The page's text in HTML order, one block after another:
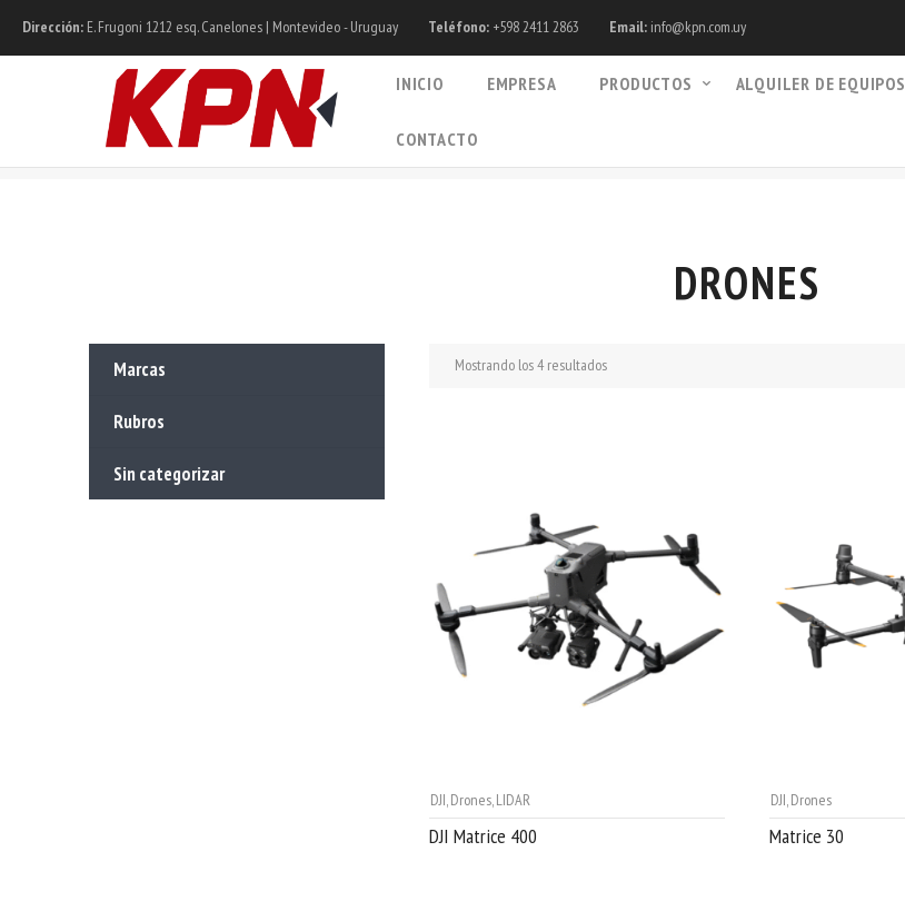
Dirección: E. Frugoni 1212 esq. Canelones | Montevideo - Uruguay Teléfono: +598 2411 2863 Email: info@kpn.com.uy
INICIO EMPRESA PRODUCTOS ALQUILER DE EQUIPOS
CONTACTO
DRONES
Mostrando los 4 resultados
DJI,Drones,LIDAR
DJI Matrice 400
DJI,Drones
Matrice 30
Marcas
Rubros
Sin categorizar